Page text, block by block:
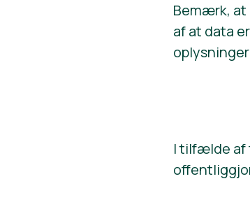
Bemærk, at
af at data
I tilfælde af